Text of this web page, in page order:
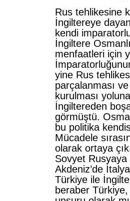
Rus tehlikesine
İngiltereye
kendi
İngiltere
menfaatleri için
yine Rus
parçalanması
kurulması
İngiltereden
görmüştü.
bu politika
Mücadele
olarak ortaya
Sovyet
Akdeniz’de
Türkiye ile
beraber Türkiye,